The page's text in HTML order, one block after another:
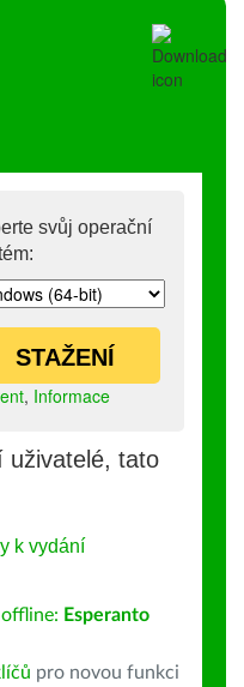
svůj operační
STAŽENÍ
, Informace
uživatelé, tato
k vydání
Esperanto
pro novou funkci